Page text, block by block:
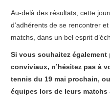
Au-delà des résultats, cette
d’adhérents de se rencontrer
matchs, dans un bel esprit
Si vous souhaitez également
conviviaux, n’hésitez pas à
tennis du 19 mai prochain,
équipes lors de leurs matchs